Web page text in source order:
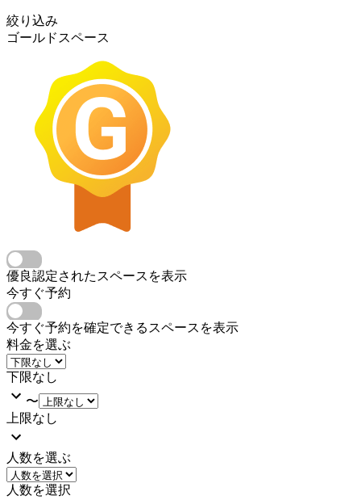
絞り込み
ゴールドスペース
優良認定されたスペースを表示
今すぐ予約
今すぐ予約を確定できるスペースを表示
料金を選ぶ
下限なし
〜
上限なし
人数を選ぶ
人数を選択